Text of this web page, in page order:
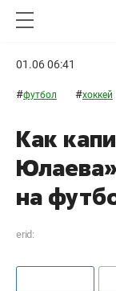
01.06 06:41
#футбол #хоккей
Как
на
erid: